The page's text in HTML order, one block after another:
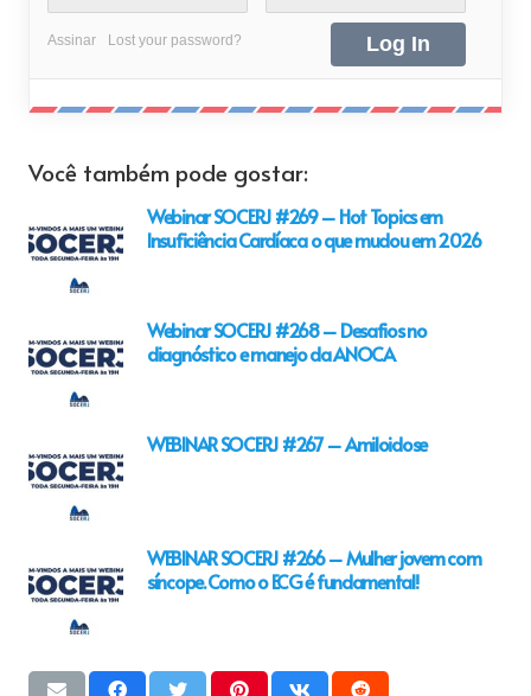
Assinar Lost your password?
Você também pode gostar:
Webinar SOCERJ #269 – Hot Topics em
Insuficiência Cardíaca o que mudou em 2026
Webinar SOCERJ #268 – Desafios no
diagnóstico e manejo da ANOCA
WEBINAR SOCERJ #267 – Amiloidose
WEBINAR SOCERJ #266 – Mulher jovem com
síncope. Como o ECG é fundamental!